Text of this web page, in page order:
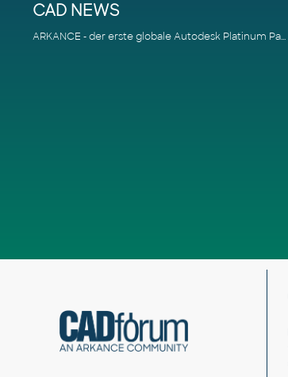
CAD NEWS
ARKANCE - der erste globale Autodesk Platinum Partner